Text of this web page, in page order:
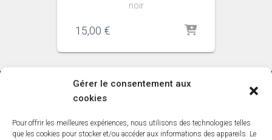
Gérer le consentement aux
cookies
Pour offrir les meilleures expériences, nous utilisons des technologies telles
que les cookies pour stocker et/ou accéder aux informations des appareils. Le
noir
15,00 €
BLOG
LISTE DES COMMUNES DE BELGIQUE